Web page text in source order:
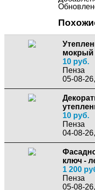
мокрый
10 руб.
Пенза
05-08-
10 руб.
Пенза
04-08-
ключ -
1 200
Пенза
05-08-